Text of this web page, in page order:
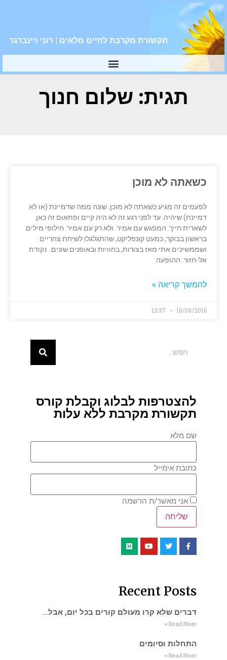
תקשורת מקרבת לחיים מלאים | רוני ויינברגר
תגית: שלום חנוך
כשאתה לא מוכן
לפעמים זה מגיע כשאתה לא מוכן. שונה ממה שדמיינת (או לא
דמיינת) שיהיה. עד לפני רגע זה לא היה קיים ופתאום זה כאן.
לשארית חייך. המפגש עם אמיר. ולא רק עם אמיר. חילופי מילים
בראשון בבוקר, כמעט קונפליקט, שהתגלגלו לשיחת צהריים
ושממשיכים אתי מאז בצורות, בחוויות ובאופנים שונים. נקודת
אל-חזור. ההופעה
להמשך קריאה »
16/09/2016
להצטרפות לבלוג וקבלת קורס
תקשורת מקרבת ללא עלות
שם מלא
כתובת אימייל
אני מאשר/ת הרשמה
Recent Posts
דברים שלא קרו מעולם קורים בכל יום, אבל…
Read More »
התחלות וסיומים
Read More »